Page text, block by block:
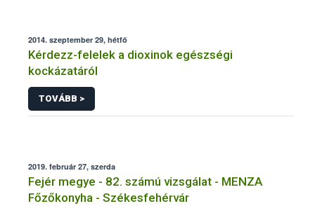
2014. szeptember 29, hétfő
Kérdezz-felelek a dioxinok egészségi
kockázatáról
TOVÁBB >
2019. február 27, szerda
Fejér megye - 82. számú vizsgálat - MENZA
Főzőkonyha - Székesfehérvár